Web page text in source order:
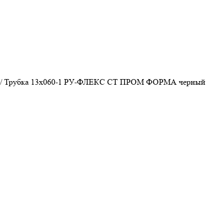
Трубка 13х060-1 РУ-ФЛЕКС СТ ПРОМ ФОРМА черный